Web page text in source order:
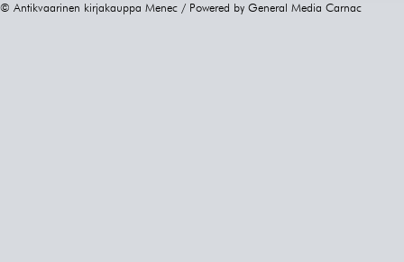
© Antikvaarinen kirjakauppa Menec / Powered by General Media Carnac